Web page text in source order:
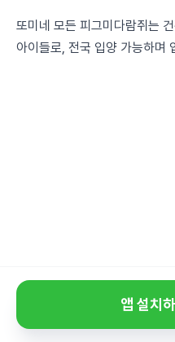
또미네 모든 피그미다람쥐는
아이들로, 전국 입양 가능하며
앱 설치